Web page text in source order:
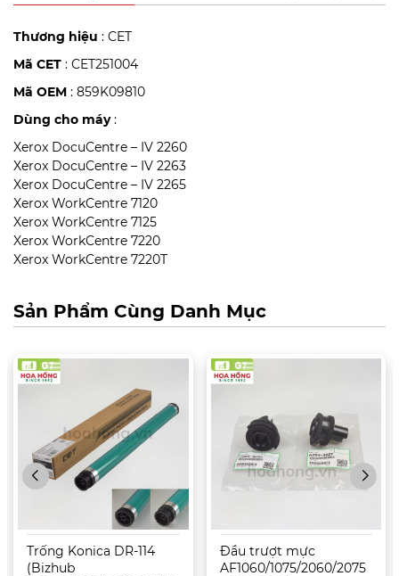
Thương hiệu : CET
Mã CET : CET251004
Mã OEM : 859K09810
Dùng cho máy:
Xerox DocuCentre – IV 2260
Xerox DocuCentre – IV 2263
Xerox DocuCentre – IV 2265
Xerox WorkCentre 7120
Xerox WorkCentre 7125
Xerox WorkCentre 7220
Xerox WorkCentre 7220T
Sản Phẩm Cùng Danh Mục
Trống Konica DR-114
(Bizhub
Đầu trượt mực
AF1060/1075/2060/2075